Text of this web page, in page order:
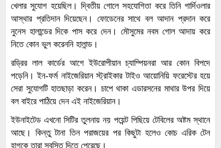
খেলার সুযোগ হয়েছিল। দ্বিতীয় গোলে সহযোগিতা করে তিনি গার্দিওলার
আস্থার প্রতিদান দিয়েছেন। ফোডেনের সাথে বল আদান প্রদান করে
নুনেস হালান্ডের দিকে পাস করে দেন। মৌসুমের নবম গোল আদায় করে
নিতে কোন ভুল করেননি হালান্ড।
রড্রির লাল কার্ডের আগে ইউরোপীয়ান চ্যাম্পিয়নরা আর কোন বিপদে
পড়েনি। ইন-ফর্ম নাইজেরিয়ান স্ট্রাইকার টাইও আয়োনিয়ি ফরেস্টের হয়ে
সেরা সুযোগটি হাতছাড়া করেন। চাপে থাকা এডারসনের মাথার উপর দিয়ে
বল বাইরে পাঠিয়ে দেন এই নাইজেরিয়ান।
ইউনাইটেড এখনো সিটির তুলনায় নয় পয়েন্ট পিছিয়ে টেবিলের অষ্টম স্থানে
আছে। কিন্তু টানা তিন পরাজয়ের পর কিছুটা হলেও কোচ এরিক টেন
হাগকে তারা স্বস্তি দিতে পেরেছে।